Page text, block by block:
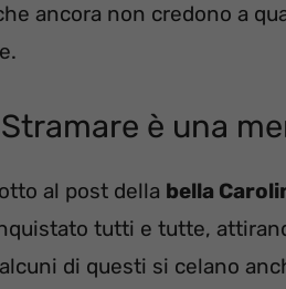
ancora non credono a
è una
al post della bella
tutti e tutte,
di questi si celano